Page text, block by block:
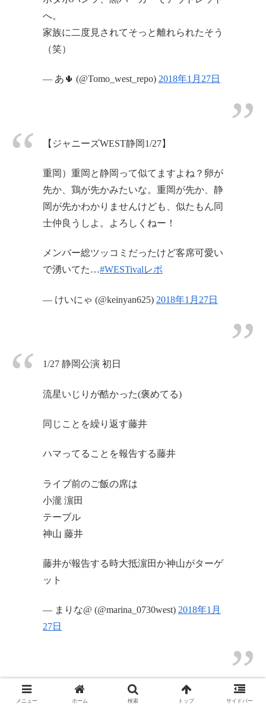
へ。
家族に二度見されてそっと離れられたそう
（笑）
— あ🌵 (@Tomo_west_repo) 2018年1月27日
【ジャニーズWEST静岡1/27】
重岡）重岡と静岡って似てますよね？卵が
先か、鶏が先かみたいな。重岡が先か、静
岡が先かわかりませんけども、似たもん同
士仲良うしよ。よろしくねー！
メンバー総ツッコミだったけど客席可愛い
で湧いてた…#WESTivalレポ
— けいにゃ (@keinyan625) 2018年1月27日
1/27 静岡公演 初日
流星いじりが酷かった(褒めてる)
同じことを繰り返す藤井
ハマってることを報告する藤井
ライブ前のご飯の席は
小瀧 濵田
テーブル
神山 藤井
藤井が報告する時大抵濵田か神山がターゲ
ット
— まりな@ (@marina_0730west) 2018年1月
27日
【WEST 静岡1/27】
メニュー ホーム 検索 トップ サイドバー